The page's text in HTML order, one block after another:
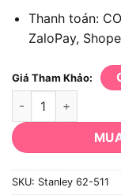
Thanh toán:
ZaloPay,
Giá Tham Khảo:
Bộ tua vít 9 đầu có
SKU: Stanley 62-511